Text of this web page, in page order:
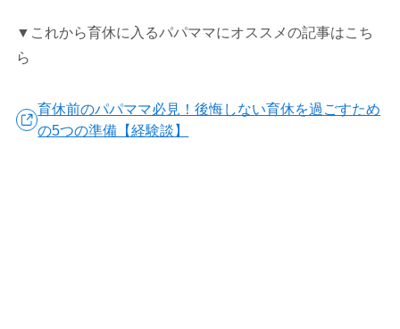
▼これから育休に入るパパママにオススメの記事はこち
ら
育休前のパパママ必見！後悔しない育休を過ごすため
の5つの準備【経験談】